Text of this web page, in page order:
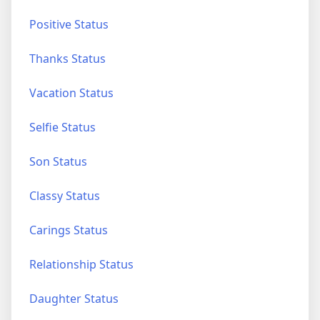
Positive Status
Thanks Status
Vacation Status
Selfie Status
Son Status
Classy Status
Carings Status
Relationship Status
Daughter Status